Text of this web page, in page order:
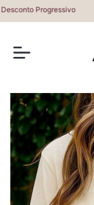
Progressivo